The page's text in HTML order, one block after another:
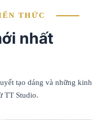
THỨC
nhất
tạo dáng và những kinh
TT Studio.